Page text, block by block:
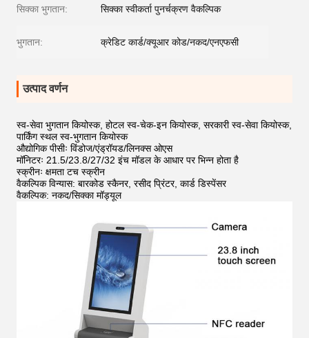
सिक्का भुगतान: सिक्का स्वीकर्ता पुनर्चक्रण वैकल्पिक
भुगतान: क्रेडिट कार्ड/क्यूआर कोड/नकद/एनएफसी
उत्पाद वर्णन
स्व-सेवा भुगतान कियोस्क, होटल स्व-चेक-इन कियोस्क, सरकारी स्व-सेवा कियोस्क,
पार्किंग स्थल स्व-भुगतान कियोस्क
औद्योगिक पीसीः विंडोज/एंड्रॉयड/लिनक्स ओएस
मॉनिटरः 21.5/23.8/27/32 इंच मॉडल के आधार पर भिन्न होता है
स्क्रीनः क्षमता टच स्क्रीन
वैकल्पिक विन्यास: बारकोड स्कैनर, रसीद प्रिंटर, कार्ड डिस्पेंसर
वैकल्पिक: नकद/सिक्का मॉड्यूल